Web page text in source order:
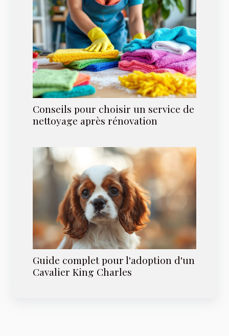
Conseils pour choisir un service de
nettoyage après rénovation
Guide complet pour l'adoption d'un
Cavalier King Charles